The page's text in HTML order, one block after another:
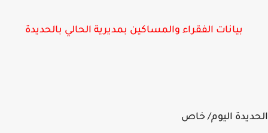
بيانات الفقراء والمساكين بمديرية الحالي بالحديدة
اليوم/ خاص